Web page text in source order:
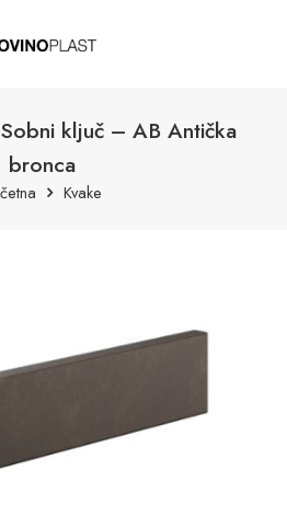
ključ – AB Antička
bronca
Kvake